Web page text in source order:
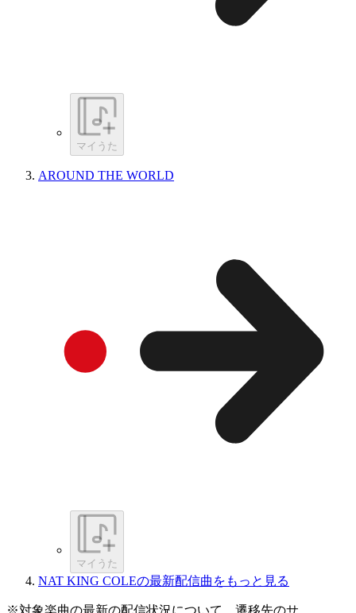
マイうた
AROUND THE WORLD
マイうた
NAT KING COLEの最新配信曲をもっと見る
※対象楽曲の最新の配信状況について、遷移先のサ